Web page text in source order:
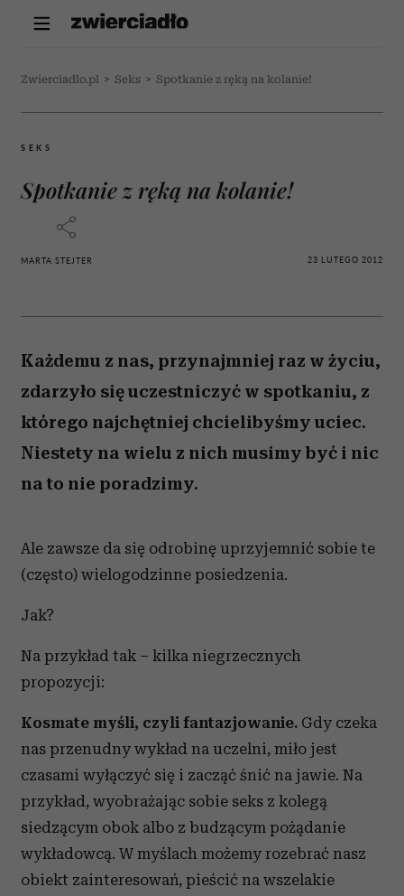
Zwierciadlo.pl > Seks > Spotkanie z ręką na kolanie!
SEKS
Spotkanie z ręką na kolanie!
MARTA STEJTER 23 LUTEGO 2012
Każdemu z nas, przynajmniej raz w życiu,
zdarzyło się uczestniczyć w spotkaniu, z
którego najchętniej chcielibyśmy uciec.
Niestety na wielu z nich musimy być i nic
na to nie poradzimy.
Ale zawsze da się odrobinę uprzyjemnić sobie te
(często) wielogodzinne posiedzenia.
Jak?
Na przykład tak – kilka niegrzecznych
propozycji:
Kosmate myśli, czyli fantazjowanie. Gdy czeka
nas przenudny wykład na uczelni, miło jest
czasami wyłączyć się i zacząć śnić na jawie. Na
przykład, wyobrażając sobie seks z kolegą
siedzącym obok albo z budzącym pożądanie
wykładowcą. W myślach możemy rozebrać nasz
obiekt zainteresowań, pieścić na wszelakie